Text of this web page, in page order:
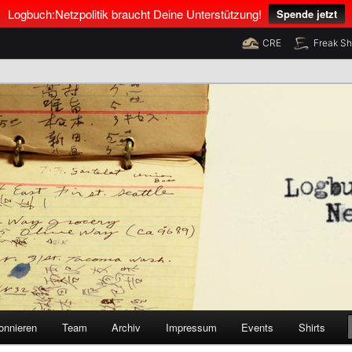
Logbuch:Netzpolitik braucht Deine Unterstützung! Spende jetzt
CRE Freak
Neumann und Tim Pritlove
Team Archiv Impressum Events Shirts